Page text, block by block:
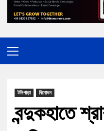
টলিপাড়া বিনোদন
বন্দুকহাতে